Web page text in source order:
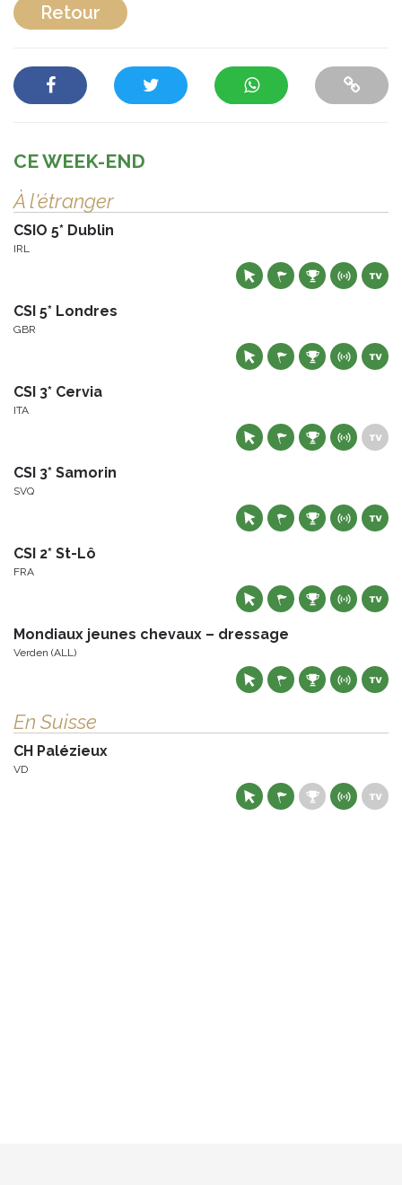
Retour
CE WEEK-END
À l'étranger
CSIO 5* Dublin
IRL
CSI 5* Londres
GBR
CSI 3* Cervia
ITA
CSI 3* Samorin
SVQ
CSI 2* St-Lô
FRA
Mondiaux jeunes chevaux – dressage
Verden (ALL)
En Suisse
CH Palézieux
VD